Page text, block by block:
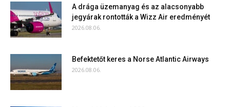
A drága üzemanyag és az alacsonyabb
jegyárak rontották a Wizz Air eredményét
2026.08.06.
Befektetőt keres a Norse Atlantic Airways
2026.08.06.